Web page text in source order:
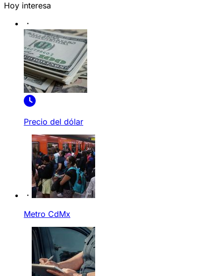
Hoy interesa
Precio del dólar
Metro CdMx